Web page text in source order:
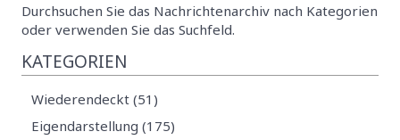
Durchsuchen Sie das Nachrichtenarchiv nach Kategorien
oder verwenden Sie das Suchfeld.
KATEGORIEN
Wiederendeckt (51)
Eigendarstellung (175)